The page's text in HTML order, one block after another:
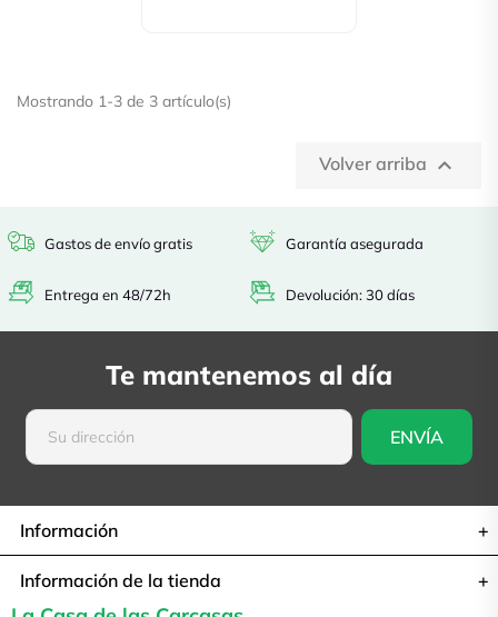
Mostrando 1-3 de 3 artículo(s)
Volver arriba 
Gastos de envío gratis
Entrega en 48/72h
Garantía asegurada
Devolución: 30 días
Te mantenemos al día
Información
Información de la tienda